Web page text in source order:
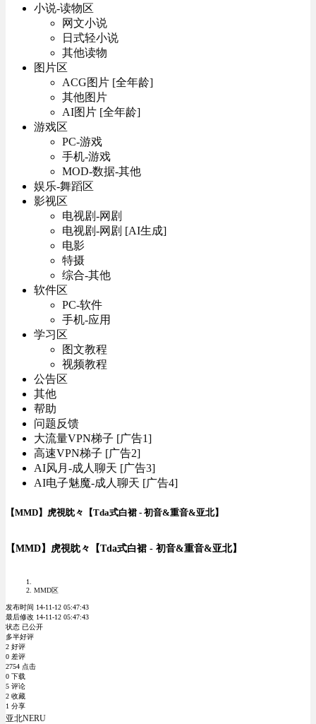
小说-读物区
网文小说
日式轻小说
其他读物
图片区
ACG图片 [全年龄]
其他图片
AI图片 [全年龄]
游戏区
PC-游戏
手机-游戏
MOD-数据-其他
娱乐-舞蹈区
影视区
电视剧-网剧
电视剧-网剧 [AI生成]
电影
特摄
综合-其他
软件区
PC-软件
手机-应用
学习区
图文教程
视频教程
公告区
其他
帮助
问题反馈
大流量VPN梯子 [广告1]
高速VPN梯子 [广告2]
AI风月-成人聊天 [广告3]
AI电子魅魔-成人聊天 [广告4]
【MMD】虎視眈々【Tda式白裙 - 初音&重音&亚北】
【MMD】虎視眈々【Tda式白裙 - 初音&重音&亚北】
MMD区
发布时间 14-11-12 05:47:43
最后修改 14-11-12 05:47:43
状态 已公开
多半好评
2 好评
0 差评
2754 点击
0 下载
5 评论
2 收藏
1 分享
亚北NERU